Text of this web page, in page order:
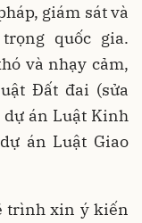
giám sát và
quốc gia.
và nhạy cảm,
Đất đai (sửa
dự án Luật Kinh
án Luật Giao
trình xin ý kiến